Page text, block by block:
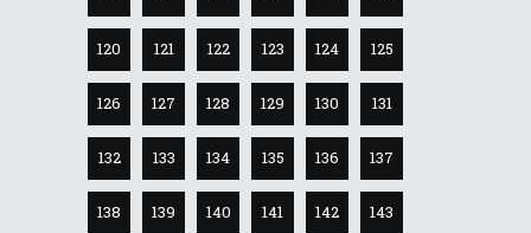
120 121 122 123 124 125
126 127 128 129 130 131
132 133 134 135 136 137
138 139 140 141 142 143